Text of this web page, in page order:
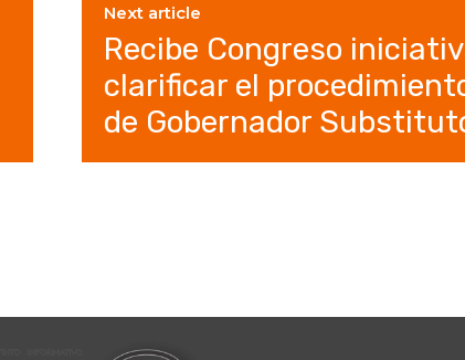
Next article
Recibe Congreso
clarificar el
de Gobernador